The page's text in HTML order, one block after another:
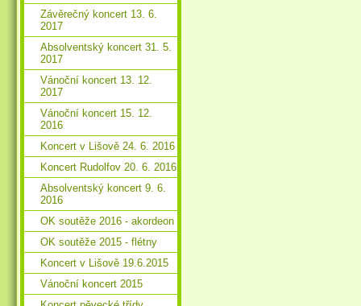
Závěrečný koncert 13. 6.
2017
Absolventský koncert 31. 5.
2017
Vánoční koncert 13. 12.
2017
Vánoční koncert 15. 12.
2016
Koncert v Lišově 24. 6. 2016
Koncert Rudolfov 20. 6. 2016
Absolventský koncert 9. 6.
2016
OK soutěže 2016 - akordeon
OK soutěže 2015 - flétny
Koncert v Lišově 19.6.2015
Vánoční koncert 2015